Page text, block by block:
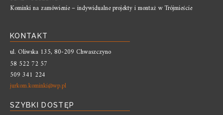
Kominki na zamówienie – indywidualne projekty i montaż w Trójmieście
KONTAKT
ul. Oliwska 135, 80-209 Chwaszczyno
58 522 72 57
509 341 224
jurkom.kominki@wp.pl
SZYBKI DOSTĘP